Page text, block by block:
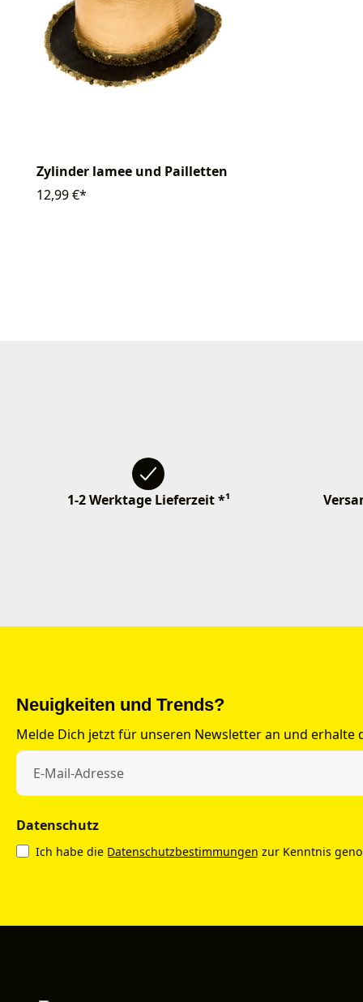
Zylinder lamee und Pailletten
12,99 €*
1-2 Werktage Lieferzeit *¹
Neuigkeiten und Trends?
Melde Dich jetzt für unseren Newsletter an und erhalte
Datenschutz
Ich habe die Datenschutzbestimmungen zur Kenntnis